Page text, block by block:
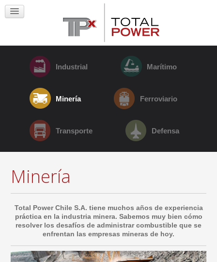
Industrial Marítimo
Minería Ferroviario
Transporte Defensa
Minería
Total Power Chile S.A. tiene muchos años de experiencia
práctica en la industria minera. Sabemos muy bien cómo
resolver los desafíos de administrar combustible que se
enfrentan las empresas mineras de hoy.